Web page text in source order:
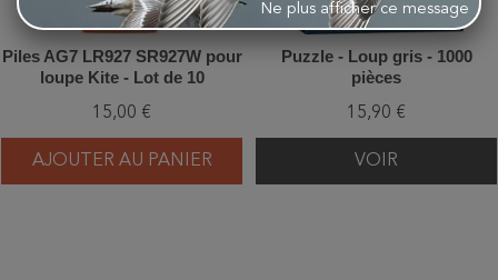
Piles AG7 LR927 SR927W pour
loupe Kite - Lot de 10
15,00 €
AJOUTER AU PANIER
Puzzle - Loup gris - 1000
pièces
15,90 €
VOIR
Ne plus afficher ce message